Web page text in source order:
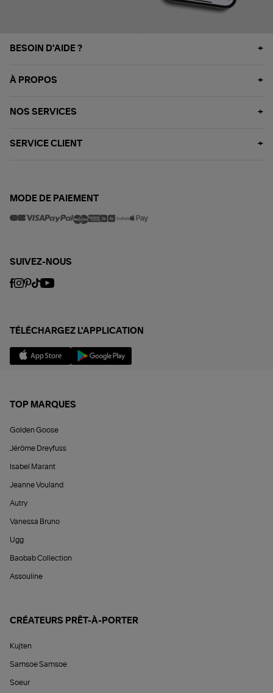
BESOIN D'AIDE ?
À PROPOS
NOS SERVICES
SERVICE CLIENT
MODE DE PAIEMENT
SUIVEZ-NOUS
TÉLÉCHARGEZ L'APPLICATION
TOP MARQUES
Golden Goose
Jérôme Dreyfuss
Isabel Marant
Jeanne Vouland
Autry
Vanessa Bruno
Ugg
Baobab Collection
Assouline
CRÉATEURS PRÊT-À-PORTER
Kujten
Samsoe Samsoe
Soeur